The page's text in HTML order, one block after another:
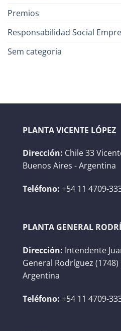
Premios
Responsabilidad Social
Sem categoria
PLANTA VICENTE LÓPEZ
Dirección: Chile 33
Buenos Aires - Argentina
Teléfono: +54 11 4709-
PLANTA GENERAL
Dirección: Intendente
General Rodríguez
Argentina
Teléfono: +54 11 4709-